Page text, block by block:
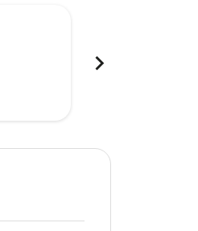
chevron_right
惠
寻找优惠寻找优惠寻找优惠
disclaimer. 寻找优惠
offers-disclaimer. 寻找优惠
view-offers-disclaimer. 寻找优惠